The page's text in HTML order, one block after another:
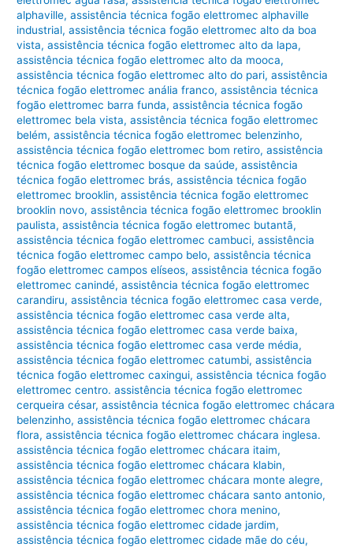
alphaville,assistência técnica fogão elettromec alphaville
industrial,assistência técnica fogão elettromec alto da boa
vista,assistência técnica fogão elettromec alto da lapa,
assistência técnica fogão elettromec alto da mooca,
assistência técnica fogão elettromec alto do pari,assistência
técnica fogão elettromec anália franco,assistência técnica
fogão elettromec barra funda,assistência técnica fogão
elettromec bela vista,assistência técnica fogão elettromec
belém,assistência técnica fogão elettromec belenzinho,
assistência técnica fogão elettromec bom retiro,assistência
técnica fogão elettromec bosque da saúde,assistência
técnica fogão elettromec brás,assistência técnica fogão
elettromec brooklin,assistência técnica fogão elettromec
brooklin novo,assistência técnica fogão elettromec brooklin
paulista,assistência técnica fogão elettromec butantã,
assistência técnica fogão elettromec cambuci,assistência
técnica fogão elettromec campo belo,assistência técnica
fogão elettromec campos elíseos,assistência técnica fogão
elettromec canindé,assistência técnica fogão elettromec
carandiru,assistência técnica fogão elettromec casa verde,
assistência técnica fogão elettromec casa verde alta,
assistência técnica fogão elettromec casa verde baixa,
assistência técnica fogão elettromec casa verde média,
assistência técnica fogão elettromec catumbi,assistência
técnica fogão elettromec caxingui,assistência técnica fogão
elettromec centro. assistência técnica fogão elettromec
cerqueira césar,assistência técnica fogão elettromec chácara
belenzinho,assistência técnica fogão elettromec chácara
flora,assistência técnica fogão elettromec chácara inglesa.
assistência técnica fogão elettromec chácara itaim,
assistência técnica fogão elettromec chácara klabin,
assistência técnica fogão elettromec chácara monte alegre,
assistência técnica fogão elettromec chácara santo antonio,
assistência técnica fogão elettromec chora menino,
assistência técnica fogão elettromec cidade jardim,
assistência técnica fogão elettromec cidade mãe do céu,